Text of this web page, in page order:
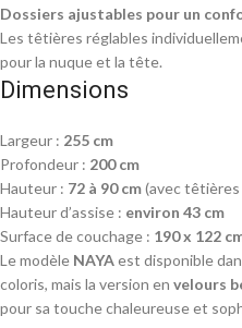
Dossiers ajustables pour un
Les têtières réglables
pour la nuque et la tête.
Dimensions
Largeur : 255 cm
Profondeur : 200 cm
Hauteur : 72 à 90 cm(avec têtières
Hauteur d’assise : environ 43 cm
Surface de couchage : 190 x 122
Le modèle NAYAest disponible
coloris, mais la version en velours
pour sa touche chaleureuse et